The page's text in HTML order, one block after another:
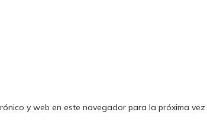
y web en este navegador para la próxima vez